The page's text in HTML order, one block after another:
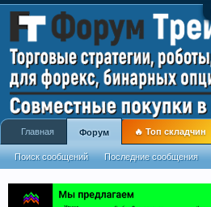
Главная Форум
Поиск сообщений Последние сообщения
🔥 Топ складчин